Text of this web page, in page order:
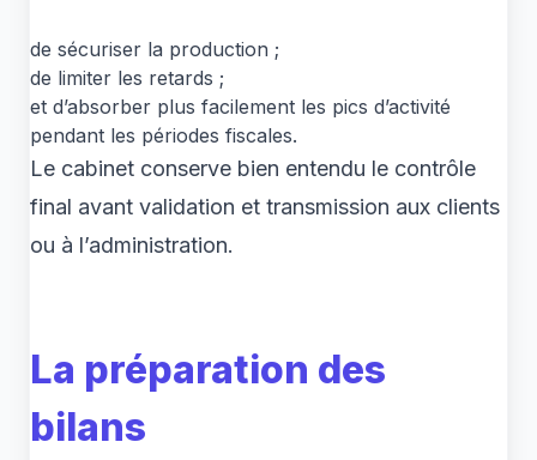
de sécuriser la production ;
de limiter les retards ;
et d’absorber plus facilement les pics d’activité
pendant les périodes fiscales.
Le cabinet conserve bien entendu le contrôle
final avant validation et transmission aux clients
ou à l’administration.
La préparation des
bilans